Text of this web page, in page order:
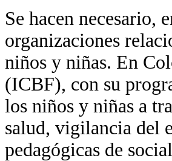
Se hacen necesario,
organizaciones
niños y niñas. En
(ICBF), con su
los niños y niñas a
salud, vigilancia del
pedagógicas de